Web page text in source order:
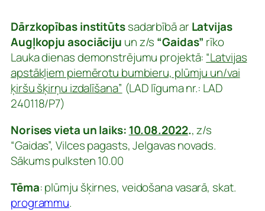
Dārzkopības institūtssadarbībā ar Latvijas
Augļkopju asociāciju un z/s “Gaidas” rīko
Lauka dienas demonstrējumu projektā: “Latvijas
apstākļiem piemērotu bumbieru, plūmju un/vai
ķiršu šķirņu izdalīšana” (LAD līguma nr.: LAD
240118/P7)
Norises vieta un laiks: 10.08.2022., z/s
“Gaidas”, Vilces pagasts, Jelgavas novads.
Sākums pulksten 10.00
Tēma: plūmju šķirnes, veidošana vasarā, skat.
programmu.